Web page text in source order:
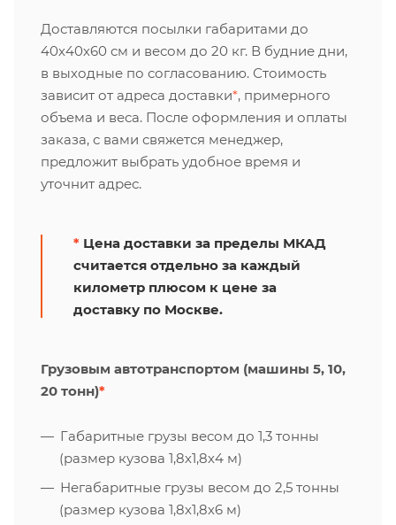
Доставляются посылки габаритами до
40х40х60 см и весом до 20 кг. В будние дни,
в выходные по согласованию. Стоимость
зависит от адреса доставки*, примерного
объема и веса. После оформления и оплаты
заказа, с вами свяжется менеджер,
предложит выбрать удобное время и
уточнит адрес.
* Цена доставки за пределы МКАД
считается отдельно за каждый
километр плюсом к цене за
доставку по Москве.
Грузовым автотранспортом (машины 5, 10,
20 тонн)*
Габаритные грузы весом до 1,3 тонны
(размер кузова 1,8х1,8х4 м)
Негабаритные грузы весом до 2,5 тонны
(размер кузова 1,8х1,8х6 м)